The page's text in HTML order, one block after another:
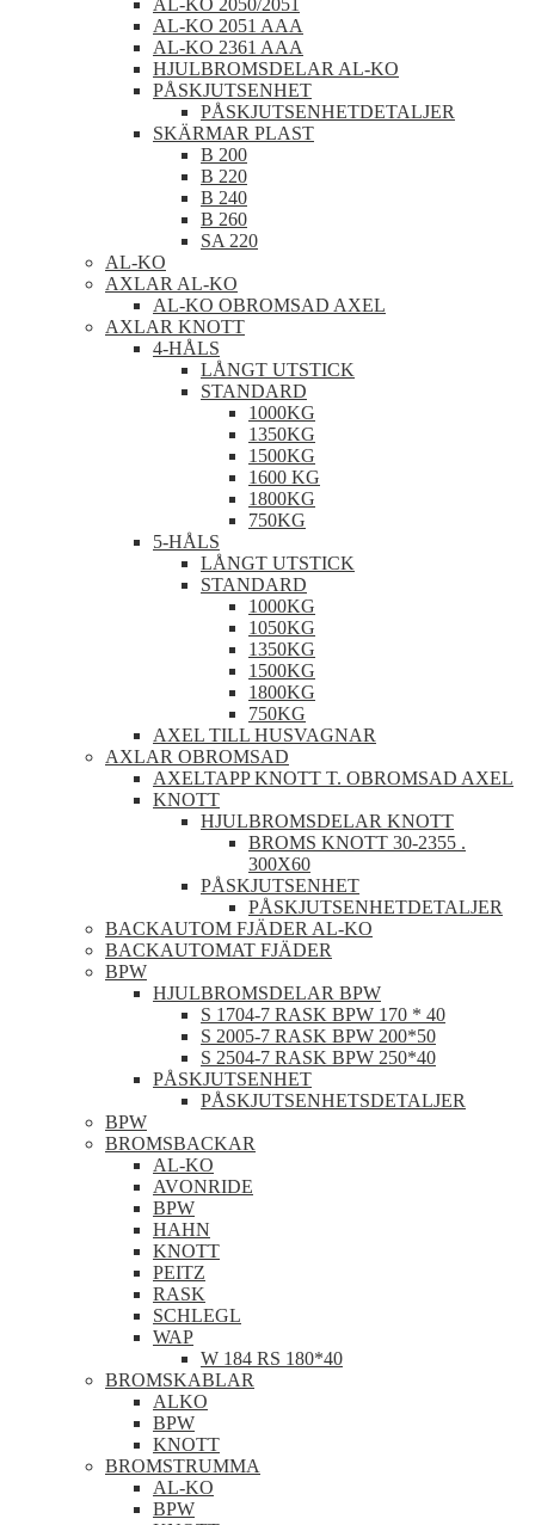
AL-KO 2051 AAA
AL-KO 2361 AAA
HJULBROMSDELAR AL-KO
PÅSKJUTSENHET
PÅSKJUTSENHETDETALJER
SKÄRMAR PLAST
B 200
B 220
B 240
B 260
SA 220
AL-KO
AXLAR AL-KO
AL-KO OBROMSAD AXEL
AXLAR KNOTT
4-HÅLS
LÅNGT UTSTICK
STANDARD
1000KG
1350KG
1500KG
1600 KG
1800KG
750KG
5-HÅLS
LÅNGT UTSTICK
STANDARD
1000KG
1050KG
1350KG
1500KG
1800KG
750KG
AXEL TILL HUSVAGNAR
AXLAR OBROMSAD
AXELTAPP KNOTT T. OBROMSAD AXEL
KNOTT
HJULBROMSDELAR KNOTT
BROMS KNOTT 30-2355 .
300X60
PÅSKJUTSENHET
PÅSKJUTSENHETDETALJER
BACKAUTOM FJÄDER AL-KO
BACKAUTOMAT FJÄDER
BPW
HJULBROMSDELAR BPW
S 1704-7 RASK BPW 170 * 40
S 2005-7 RASK BPW 200*50
S 2504-7 RASK BPW 250*40
PÅSKJUTSENHET
PÅSKJUTSENHETSDETALJER
BPW
BROMSBACKAR
AL-KO
AVONRIDE
BPW
HAHN
KNOTT
PEITZ
RASK
SCHLEGL
WAP
W 184 RS 180*40
BROMSKABLAR
ALKO
BPW
KNOTT
BROMSTRUMMA
AL-KO
BPW